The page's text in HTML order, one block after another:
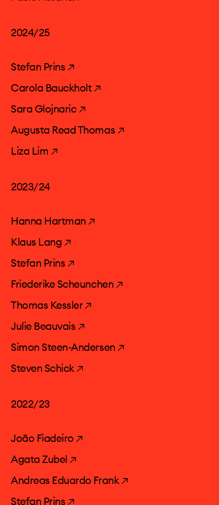
kalender
2024/25
Stefan Prins ↗
Carola Bauckholt ↗
Sara Glojnaric ↗
Augusta Read Thomas ↗
Liza Lim ↗
2023/24
Hanna Hartman ↗
Klaus Lang ↗
Stefan Prins ↗
Friederike Scheunchen ↗
Thomas Kessler ↗
Julie Beauvais ↗
Simon Steen-Andersen ↗
Steven Schick ↗
2022/23
João Fiadeiro ↗
Agata Zubel ↗
Andreas Eduardo Frank ↗
Stefan Prins ↗